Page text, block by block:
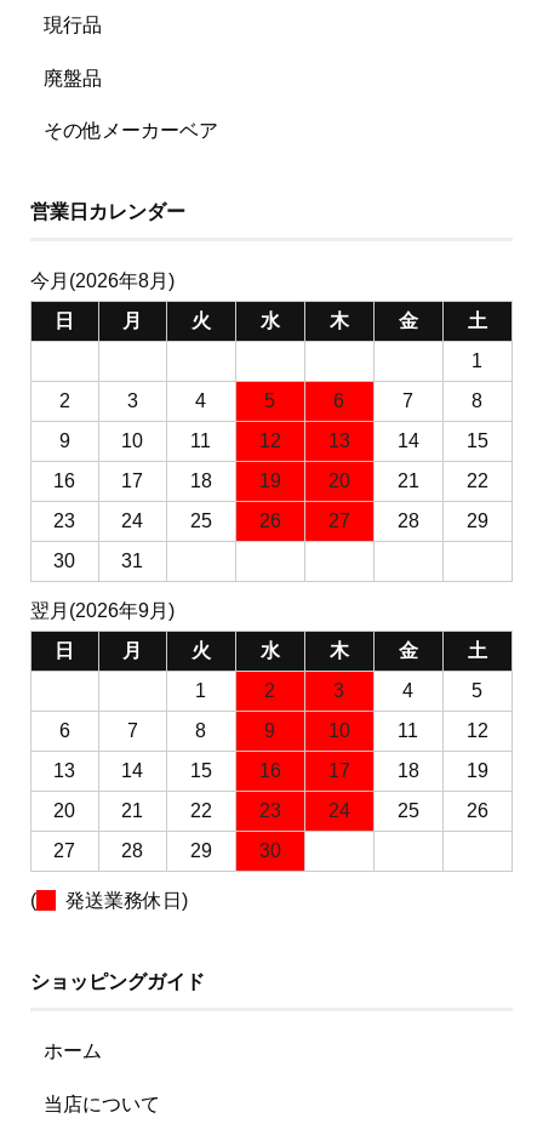
現行品
廃盤品
その他メーカーベア
営業日カレンダー
今月(2026年8月)
日
月 火 水 木 金
土
1
2
3 4 5 6 7
8
9
10 11 12 13 14
15
16
17 18 19 20 21
22
23
24 25 26 27 28
29
30
31
翌月(2026年9月)
日
月 火 水 木 金
土
1
2 3 4
5
6
7 8 9 10 11
12
13
14 15 16 17 18
19
20
21 22 23 24 25
26
27
28 29 30
( 発送業務休日)
ショッピングガイド
ホーム
当店について